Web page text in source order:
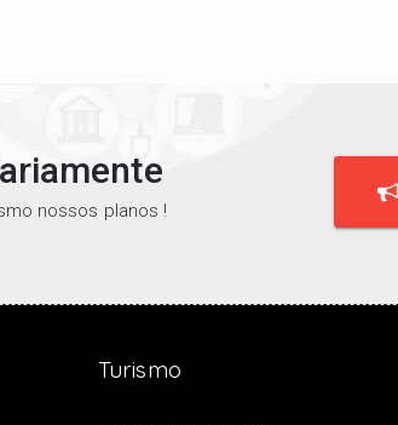
nossos planos !
Turismo